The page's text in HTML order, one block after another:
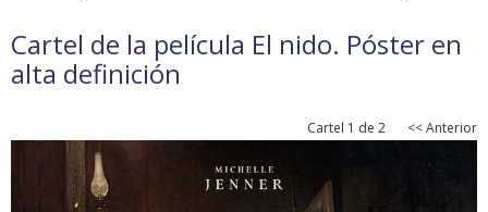
Cartel de la película El nido. Póster en
alta definición
Cartel 1 de 2 << Anterior